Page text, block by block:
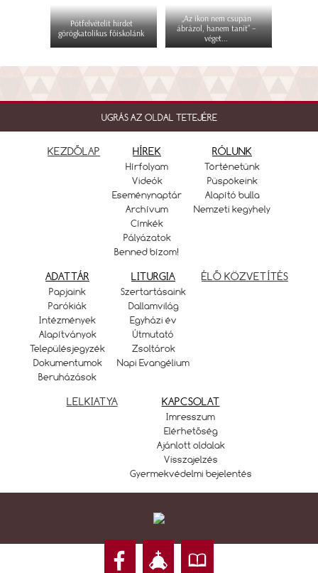
Pótfelvételit hirdet
görögkatolikus főiskolánk
„Az ikon nem csupán
ábrázol, hanem tanít” –
véget...
UGRÁS AZ OLDAL TETEJÉRE
KEZDŐLAP HÍREK
Hírfolyam
Videók
Eseménynaptár
Archívum
Címkék
Pályázatok
Benned bízom!
RÓLUNK
Történetünk
Püspökeink
Alapító bulla
Nemzeti kegyhely
ADATTÁR
Papjaink
Parókiák
Intézmények
Alapítványok
Településjegyzék
Dokumentumok
Beruházások
LITURGIA
Szertartásaink
Dallamvilág
Egyházi év
Útmutató
Zsoltárok
Napi Evangélium
ÉLŐ KÖZVETÍTÉS
LELKIATYA KAPCSOLAT
Imresszum
Elérhetőség
Ajánlott oldalak
Visszajelzés
Gyermekvédelmi bejelentés